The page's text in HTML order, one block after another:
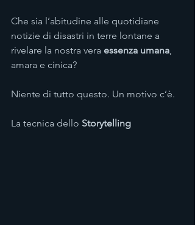
Che sia l’abitudine alle quotidiane
notizie di disastri in terre lontane a
rivelare la nostra vera essenza umana,
amara e cinica?
Niente di tutto questo. Un motivo c’è.
La tecnica dello Storytelling